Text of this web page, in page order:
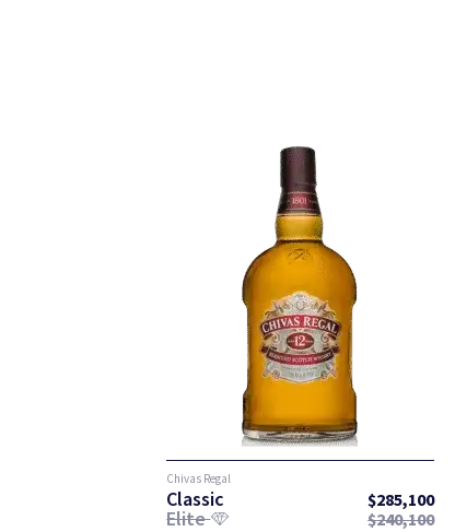
Chivas Regal
Classic $285,100
Elite $240,100